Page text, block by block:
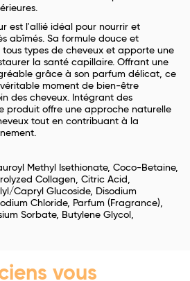
est l'allié idéal pour nourrir et
abîmés. Sa formule douce et
types de cheveux et apporte une
la santé capillaire. Offrant une
grâce à son parfum délicat, ce
moment de bien-être
des cheveux. Intégrant des
produit offre une approche naturelle
tout en contribuant à la
Methyl Isethionate, Coco-Betaine,
Collagen, Citric Acid,
Capryl Glucoside, Disodium
Chloride, Parfum (Fragrance),
Sorbate, Butylene Glycol,
vous